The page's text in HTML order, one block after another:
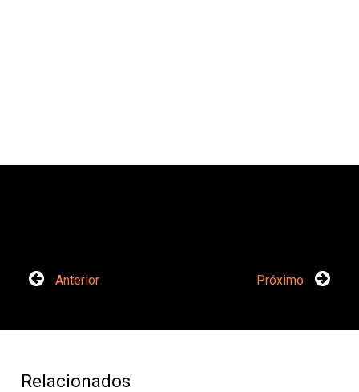
Anterior Próximo
Relacionados